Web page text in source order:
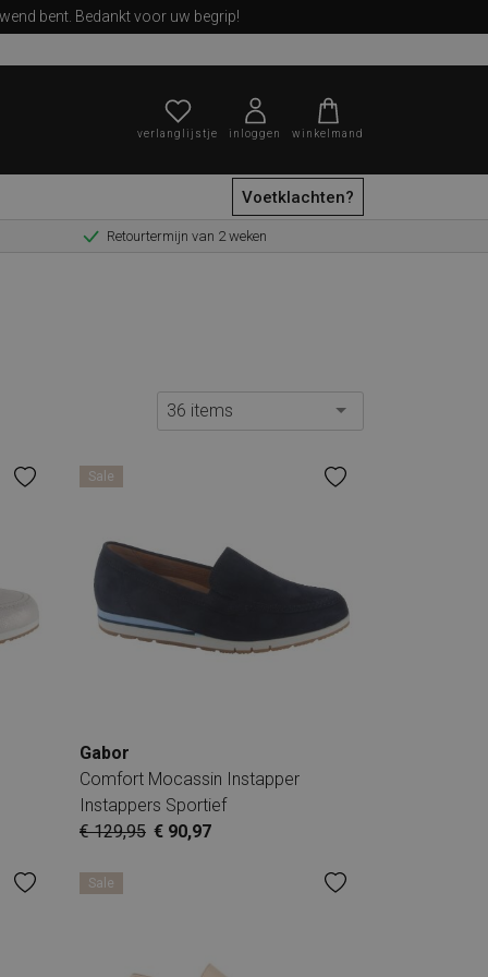
bent. Bedankt voor uw begrip!
verlanglijstje inloggen winkelmand
Voetklachten?
Retourtermijn van 2 weken
36 items
Sale
Gabor
Comfort Mocassin Instapper
Instappers Sportief
€ 129,95 € 90,97
Sale